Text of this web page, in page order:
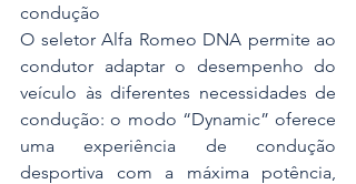
condução
O seletor Alfa Romeo DNA permite ao
condutor adaptar o desempenho do
veículo às diferentes necessidades de
condução: o modo “Dynamic” oferece
uma experiência de condução
desportiva com a máxima potência,